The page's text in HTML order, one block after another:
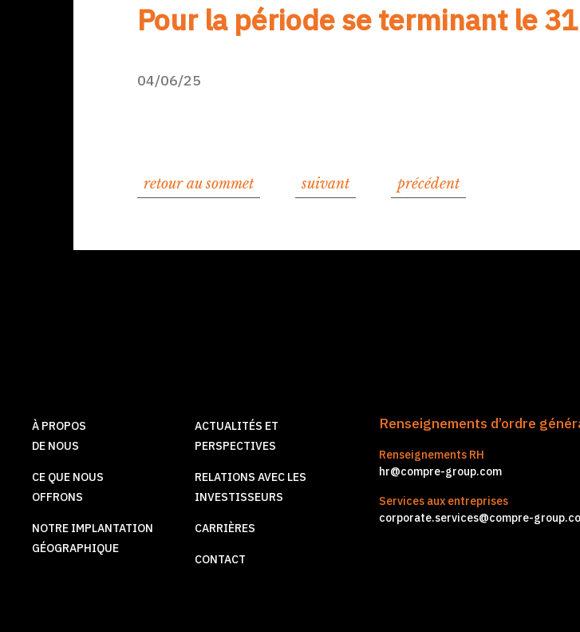
Pour la période se terminant le
04/06/25
retour au sommet suivant précédent
À PROPOS
DE NOUS
CE QUE NOUS
OFFRONS
NOTRE IMPLANTATION
GÉOGRAPHIQUE
ACTUALITÉS ET
PERSPECTIVES
RELATIONS AVEC LES
INVESTISSEURS
CARRIÈRES
CONTACT
Renseignements d’ordre
Renseignements RH
hr@compre-group.com
Services aux entreprises
corporate.services@compre-